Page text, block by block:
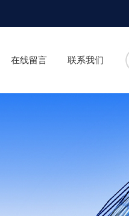
在线留言 联系我们